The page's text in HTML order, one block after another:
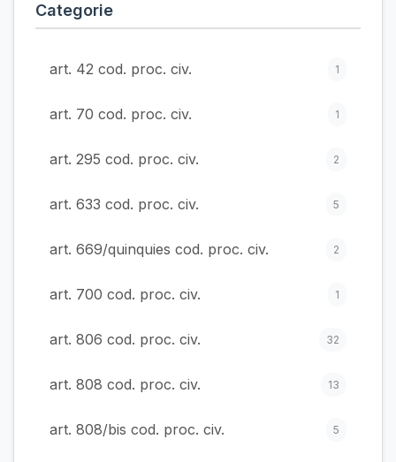
Categorie
art. 42 cod. proc. civ. 1
art. 70 cod. proc. civ. 1
art. 295 cod. proc. civ. 2
art. 633 cod. proc. civ. 5
art. 669/quinquies cod. proc. civ. 2
art. 700 cod. proc. civ. 1
art. 806 cod. proc. civ. 32
art. 808 cod. proc. civ. 13
art. 808/bis cod. proc. civ. 5